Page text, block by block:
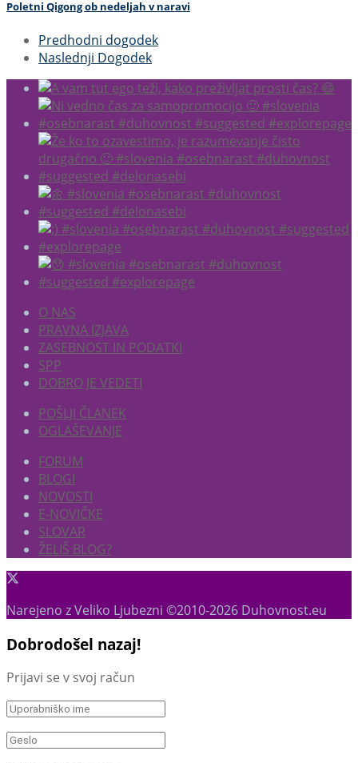
Poletni Qigong ob nedeljah v naravi
Predhodni dogodek
Naslednji Dogodek
O NAS
PRAVNA IZJAVA
ZASEBNOST IN PODATKI
SPP
DOBRO JE VEDETI
POŠLJI ČLANEK
OGLAŠEVANJE
FORUM
BLOGI
NOVOSTI
E-NOVIČKE
SLOVAR
ŽELIŠ BLOG?
Narejeno z Veliko Ljubezni ©2010-2026 Duhovnost.eu
Dobrodošel nazaj!
Prijavi se v svoj račun